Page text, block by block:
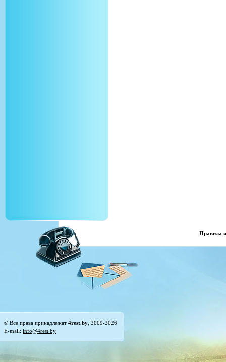
Правила
© Все права принадлежат 4rest.by , 2009-2026
E-mail: info@4rest.by